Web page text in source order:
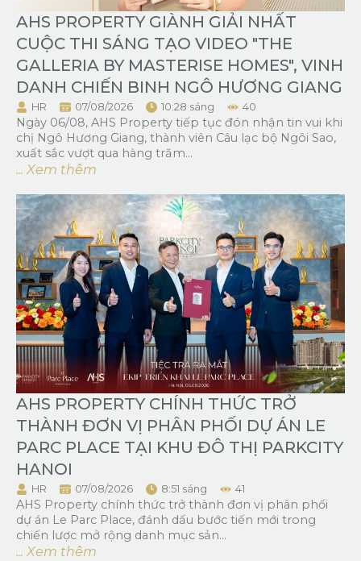
AHS PROPERTY GIÀNH GIẢI NHẤT
CUỘC THI SÁNG TẠO VIDEO "THE
GALLERIA BY MASTERISE HOMES", VINH
DANH CHIẾN BINH NGÔ HƯƠNG GIANG
HR 07/08/2026 10:28 sáng 40
Ngày 06/08, AHS Property tiếp tục đón nhận tin vui khi
chị Ngô Hương Giang, thành viên Câu lạc bộ Ngôi Sao,
xuất sắc vượt qua hàng trăm...
... Xem thêm
AHS PROPERTY CHÍNH THỨC TRỞ
THÀNH ĐƠN VỊ PHÂN PHỐI DỰ ÁN LE
PARC PLACE TẠI KHU ĐÔ THỊ PARKCITY
HANOI
HR 07/08/2026 8:51 sáng 41
AHS Property chính thức trở thành đơn vị phân phối
dự án Le Parc Place, đánh dấu bước tiến mới trong
chiến lược mở rộng danh mục sản...
... Xem thêm